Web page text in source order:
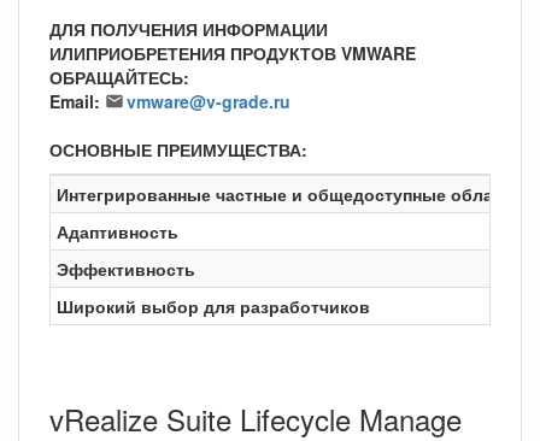
ДЛЯ ПОЛУЧЕНИЯ ИНФОРМАЦИИ
ИЛИПРИОБРЕТЕНИЯ ПРОДУКТОВ VMWARE
ОБРАЩАЙТЕСЬ:
Email:
vmware@v-grade.ru
ОСНОВНЫЕ ПРЕИМУЩЕСТВА:
Интегрированные частные и общедоступные облака
Адаптивность
Эффективность
Широкий выбор для разработчиков
vRealize Suite Lifecycle Manage